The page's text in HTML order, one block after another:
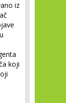
iz
u
koji